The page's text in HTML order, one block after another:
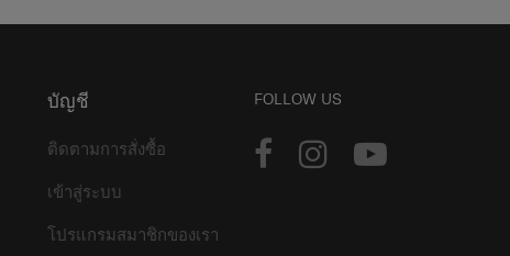
บัญชี
ติดตามการสั่งซื้อ
เข้าสู่ระบบ
โปรแกรมสมาชิกของเรา
FOLLOW US